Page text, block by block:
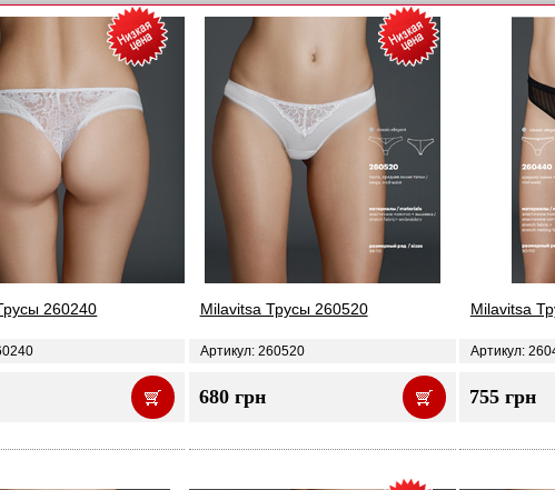
260240 Milavitsa Трусы 260520
Артикул: 260520
680 грн
Milavitsa
Артикул:
755 грн